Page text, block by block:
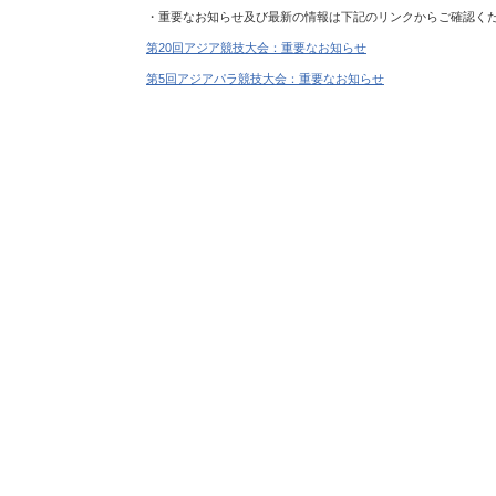
・重要なお知らせ及び最新の情報は下記のリンクからご確認く
第20回アジア競技大会：重要なお知らせ
第5回アジアパラ競技大会：重要なお知らせ